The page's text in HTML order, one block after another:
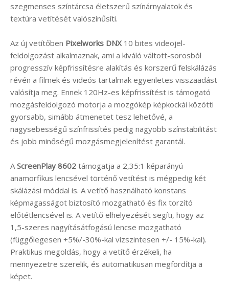
szegmenses színtárcsa életszerű színárnyalatok és
textúra vetítését valószínűsíti.
Az új vetítőben Pixelworks DNX 10 bites videojel-
feldolgozást alkalmaznak, ami a kiváló váltott-sorosból
progresszív képfrissítésre alakítás és korszerű felskálázás
révén a filmek és videós tartalmak egyenletes visszaadást
valósítja meg. Ennek 120Hz-es képfrissítést is támogató
mozgásfeldolgozó motorja a mozgókép képkockái közötti
gyorsabb, simább átmenetet tesz lehetővé, a
nagysebességű színfrissítés pedig nagyobb színstabilitást
és jobb minőségű mozgásmegjelenítést garantál.
A ScreenPlay 8602 támogatja a 2,35:1 képarányú
anamorfikus lencsével történő vetítést is mégpedig két
skálázási móddal is. A vetítő használható konstans
képmagasságot biztosító mozgatható és fix torzító
előtétlencsével is. A vetítő elhelyezését segíti, hogy az
1,5-szeres nagyításátfogású lencse mozgatható
(függőlegesen +5%/-30%-kal vízszintesen +/- 15%-kal).
Praktikus megoldás, hogy a vetítő érzékeli, ha
mennyezetre szerelik, és automatikusan megfordítja a
képet.